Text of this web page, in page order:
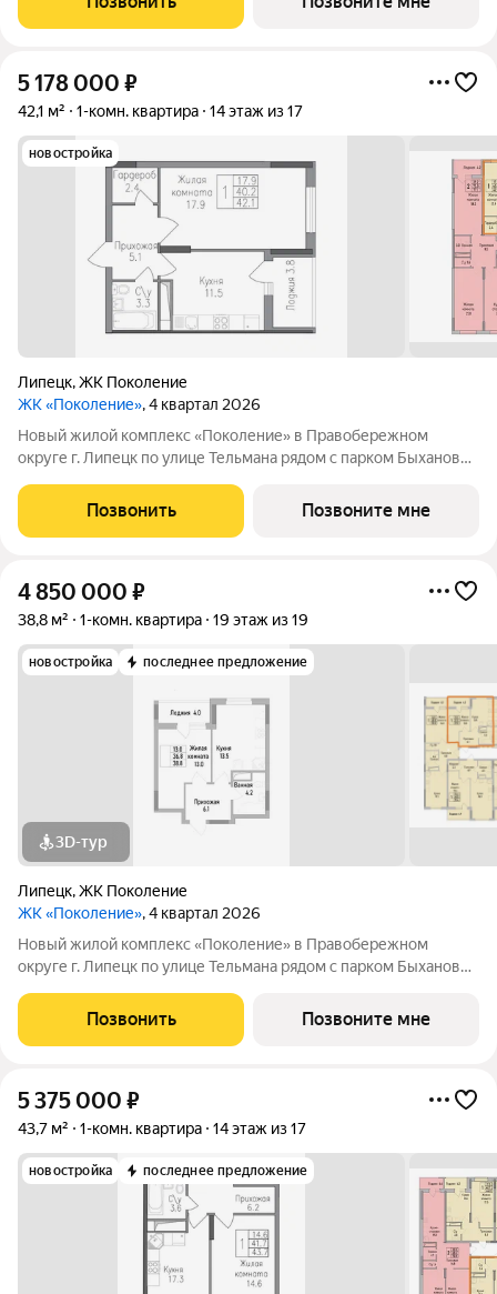
квартиры, семейные просторные 4
5 178 000 ₽
42,1 м² 1-комн. квартира 14 этаж из 17
новостройка
Липецк,ЖК Поколение
ЖК «Поколение», 4 квартал 2026
Новый жилой комплекс «Поколение» в Правобережном
округе г. Липецк по улице Тельмана рядом с парком Быханов
квартиры, семейные просторные 4
Позвонить Позвоните мне
4 850 000 ₽
38,8 м² 1-комн. квартира 19 этаж из 19
новостройка последнее предложение
3D-тур
Липецк,ЖК Поколение
ЖК «Поколение», 4 квартал 2026
Новый жилой комплекс «Поколение» в Правобережном
округе г. Липецк по улице Тельмана рядом с парком Быханов
квартиры, семейные просторные 4
Позвонить Позвоните мне
5 375 000 ₽
43,7 м² 1-комн. квартира 14 этаж из 17
новостройка последнее предложение